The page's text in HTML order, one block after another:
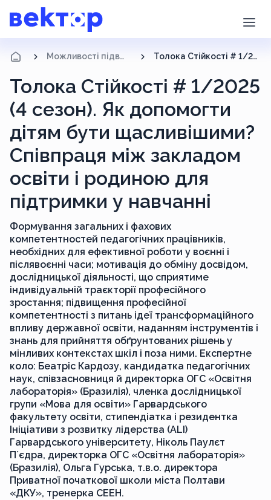
Можливості підвищення кваліфікації Толока Стійкості # 1/2025 (4 сезон). Як допомогти дітям бути щасливішими? Співпраця між закладом освіти і родиною для підтримки у навчанні
Толока Стійкості # 1/2025
(4 сезон). Як допомогти
дітям бути щасливішими?
Співпраця між закладом
освіти і родиною для
підтримки у навчанні
Формування загальних і фахових
компетентностей педагогічних працівників,
необхідних для ефективної роботи у воєнні і
післявоєнні часи; мотивація до обміну досвідом,
дослідницької діяльності, що сприятиме
індивідуальній траєкторії професійного
зростання; підвищення професійної
компетентності з питань ідеї трансформаційного
впливу державної освіти, наданням інструментів і
знань для прийняття обґрунтованих рішень у
мінливих контекстах шкіл і поза ними. Експертне
коло: Беатріс Кардозу, кандидатка педагогічних
наук, співзасновниця й директорка ОГС «Освітня
лабораторія» (Бразилія), членка дослідницької
групи «Мова для освіти» Гарвардського
факультету освіти, стипендіатка і резидентка
Ініціативи з розвитку лідерства (ALI)
Гарвардського університету, Ніколь Паулєт
Пʼєдра, директорка ОГС «Освітня лабораторія»
(Бразилія), Ольга Гурська, т.в.о. директора
Приватної початкової школи міста Полтави
«ДКУ», тренерка СЕЕН.